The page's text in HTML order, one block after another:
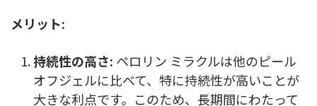
メリット:
持続性の高さ: ペロリン ミラクルは他のピール
オフジェルに比べて、特に持続性が高いことが
大きな利点です。このため、長期間にわたって